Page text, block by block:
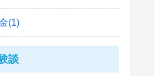
(1)
談